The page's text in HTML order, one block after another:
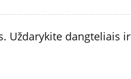
Uždarykite dangteliais ir